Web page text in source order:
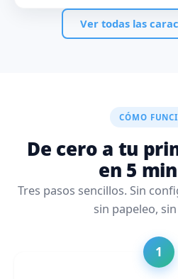
Ver todas las
CÓMO
De cero a tu
en 5
Tres pasos sencillos. Sin
sin papeleo,